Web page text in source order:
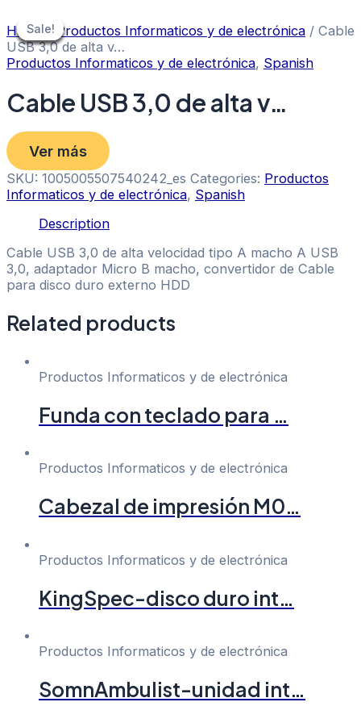
to
content
Sale!
Home/ Productos Informaticos y de electrónica / Cable
USB 3,0 de alta v…
Productos Informaticos y de electrónica, Spanish
Cable USB 3,0 de alta v…
Ver más
SKU: 1005005507540242_es Categories: Productos
Informaticos y de electrónica, Spanish
Description
Cable USB 3,0 de alta velocidad tipo A macho A USB
3,0, adaptador Micro B macho, convertidor de Cable
para disco duro externo HDD
Related products
Sale!
Sale!
Productos Informaticos y de electrónica
Funda con teclado para …
Productos Informaticos y de electrónica
Cabezal de impresión M0…
Sale!
Sale!
Productos Informaticos y de electrónica
KingSpec-disco duro int…
Sale!
Sale!
Productos Informaticos y de electrónica
SomnAmbulist-unidad int…